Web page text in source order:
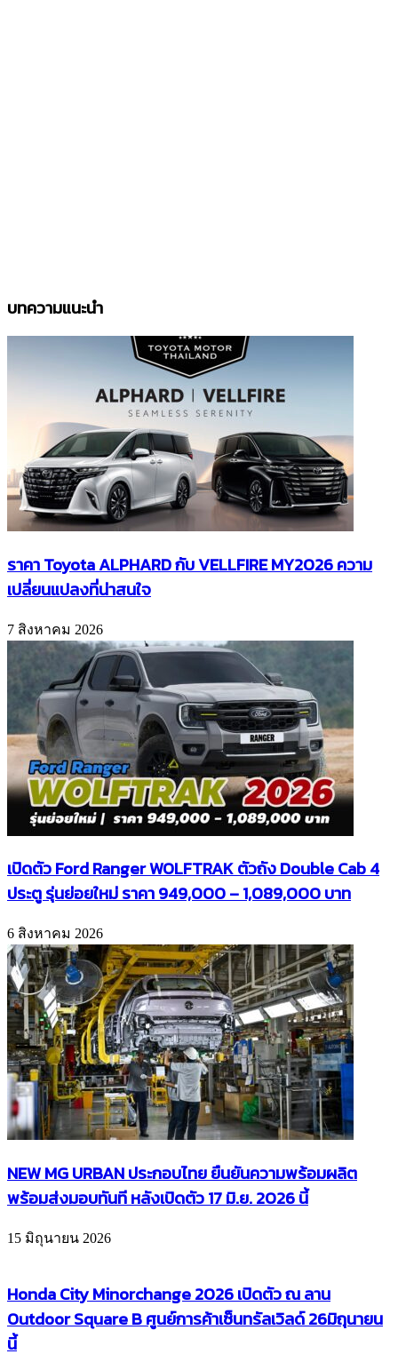
บทความแนะนำ
ราคา Toyota ALPHARD กับ VELLFIRE MY2026 ความ
เปลี่ยนแปลงที่น่าสนใจ
7 สิงหาคม 2026
เปิดตัว Ford Ranger WOLFTRAK ตัวถัง Double Cab 4
ประตู รุ่นย่อยใหม่ ราคา 949,000 – 1,089,000 บาท
6 สิงหาคม 2026
NEW MG URBAN ประกอบไทย ยืนยันความพร้อมผลิต
พร้อมส่งมอบทันที หลังเปิดตัว 17 มิ.ย. 2026 นี้
15 มิถุนายน 2026
Honda City Minorchange 2026 เปิดตัว ณ ลาน
Outdoor Square B ศูนย์การค้าเซ็นทรัลเวิลด์ 26มิถุนายน
นี้